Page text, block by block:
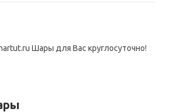
Шары для Вас круглосуточно!